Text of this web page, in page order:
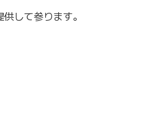
して参ります。